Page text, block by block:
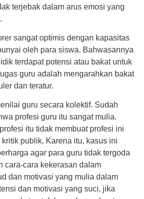
terjebak dalam arus emosi yang
sangat optimis dengan kapasitas
oleh para siswa. Bahwasannya
terdapat potensi atau bakat untuk
guru adalah mengarahkan bakat
dan teratur.
guru secara kolektif. Sudah
profesi guru itu sangat mulia.
itu tidak membuat profesi ini
publik. Karena itu, kasus ini
agar para guru tidak tergoda
cara-cara kekerasan dalam
dan motivasi yang mulia dalam
dan motivasi yang suci, jika